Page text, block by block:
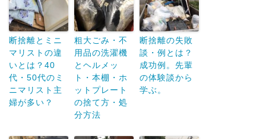
断捨離とミニ
マリストの違
いとは？40
代・50代のミ
ニマリスト主
婦が多い？
粗大ごみ・不
用品の洗濯機
とヘルメッ
ト・本棚・ホ
ットプレート
の捨て方・処
分方法
断捨離の失敗
談・例とは？
成功例。先輩
の体験談から
学ぶ。